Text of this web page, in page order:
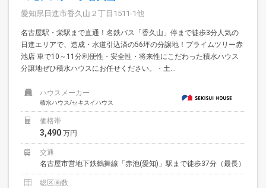
愛知県日進市香久山２丁目1511-1他
名古屋駅・栄駅まで直通！名鉄バス「香久山」停まで徒歩3分人気の
日進エリアで、造成・水道引込済の56坪の分譲地！プライムツリー赤
池店 車で10～11分利便性・安全性・将来性にこだわった積水ハウス
分譲地ぜひ積水ハウスにお任せください。・土...
ハウスメーカー
積水ハウス/セキスイハウス
価格帯
3,490 万円
交通
名古屋市営地下鉄鶴舞線「赤池(愛知)」駅まで徒歩37分（最長）
総区画数